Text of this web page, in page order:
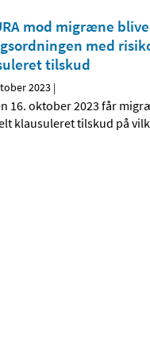
mod migræne
med
tilskud
2023 |
16. oktober 2023 får
klausuleret tilskud på